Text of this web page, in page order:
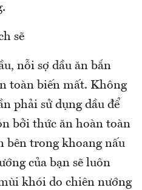
sẽ
nỗi sợ dầu ăn bắn
toàn biến mất. Không
phải sử dụng dầu để
bởi thức ăn hoàn toàn
bên trong khoang nấu
của bạn sẽ luôn
khói do chiên nướng